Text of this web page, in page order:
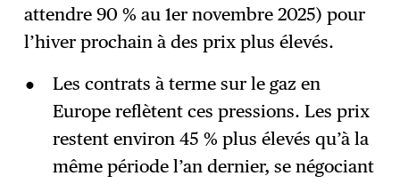
attendre 90 % au 1er novembre 2025) pour
l’hiver prochain à des prix plus élevés.
Les contrats à terme sur le gaz en
Europe reflètent ces pressions. Les prix
restent environ 45 % plus élevés qu’à la
même période l’an dernier, se négociant